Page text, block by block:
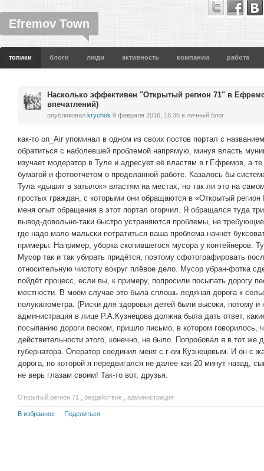
Efremov Town
топики блоги люди активность компании работа
Насколько эффективен "Открытый регион 71" в
впечатлений)
опубликовал krychok 9 февраля 2016, 16:36 в личный блог
как-то on_Air упоминал в одном из своих постов портал с
обратиться с наболевшей проблемой напрямую, минуя власть
изучает модератор в Туле и адресует её властям в г.Ефремов, а
бумагой и фотоотчётом о проделанной работе. Казалось бы
Тула «дышит в затылок» властям на местах, но так ли это на
простых граждан, с которыми они обращаются в «Открытый
меня опыт обращения в этот портал огорчил. Я обращался туда
вывод-довольно-таки быстро устраняются проблемы, не
где надо мало-мальски потратиться ваша проблема начнёт
примеры. Например, уборка скопившегося мусора у контейнеров.
Мусор так и так убирать придётся, поэтому сфотографировать
относительную чистоту вокруг плёвое дело. Мусор убран-фотка
пойдёт процесс, если вы, к примеру, попросили посыпать дорогу
местности. В моём случае это была сплошь ледяная дорога к
полукилометра. (Риски для здоровья детей были высоки, потому
администрация в лице Р.А.Кузнецова должна была дать ответ,
посыпанию дороги песком, пришло письмо, в котором говорилось,
действительности этого, конечно, не было. Попробовал я в тот же
губернатора. Оператор соединил меня с г-ом Кузнецовым. И он с
дорога, по которой я передвигался не далее как 20 минут назад,
не верь глазам своим! Так-то вот, друзья.
Открытый регион 71 бездействие администрация
В избранное Поделиться